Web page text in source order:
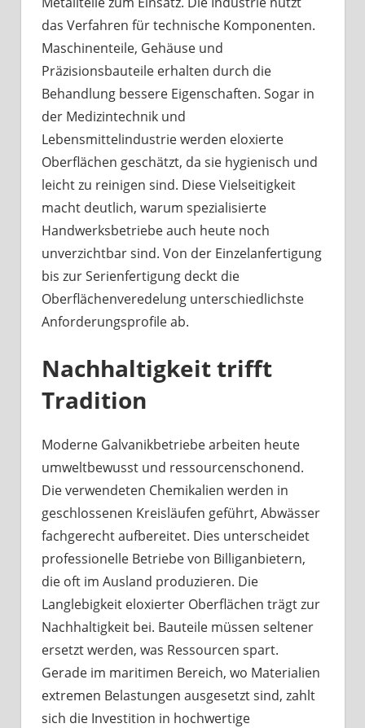
das Verfahren für technische Komponenten.
Maschinenteile, Gehäuse und
Präzisionsbauteile erhalten durch die
Behandlung bessere Eigenschaften. Sogar in
der Medizintechnik und
Lebensmittelindustrie werden eloxierte
Oberflächen geschätzt, da sie hygienisch und
leicht zu reinigen sind. Diese Vielseitigkeit
macht deutlich, warum spezialisierte
Handwerksbetriebe auch heute noch
unverzichtbar sind. Von der Einzelanfertigung
bis zur Serienfertigung deckt die
Oberflächenveredelung unterschiedlichste
Anforderungsprofile ab.
Nachhaltigkeit trifft
Tradition
Moderne Galvanikbetriebe arbeiten heute
umweltbewusst und ressourcenschonend.
Die verwendeten Chemikalien werden in
geschlossenen Kreisläufen geführt, Abwässer
fachgerecht aufbereitet. Dies unterscheidet
professionelle Betriebe von Billiganbietern,
die oft im Ausland produzieren. Die
Langlebigkeit eloxierter Oberflächen trägt zur
Nachhaltigkeit bei. Bauteile müssen seltener
ersetzt werden, was Ressourcen spart.
Gerade im maritimen Bereich, wo Materialien
extremen Belastungen ausgesetzt sind, zahlt
sich die Investition in hochwertige